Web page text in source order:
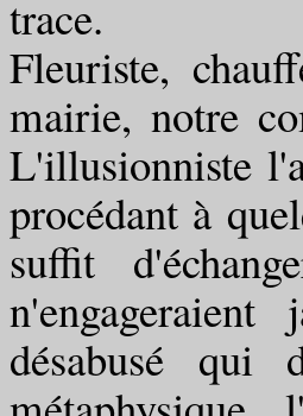
trace.
Fleuriste,
mairie, notre
L'illusionniste
procédant à
suffit
désabusé qui